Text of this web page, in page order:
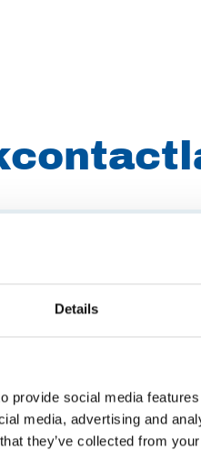
Details
provide social media
media, advertising and
they’ve collected from
Onderdelen